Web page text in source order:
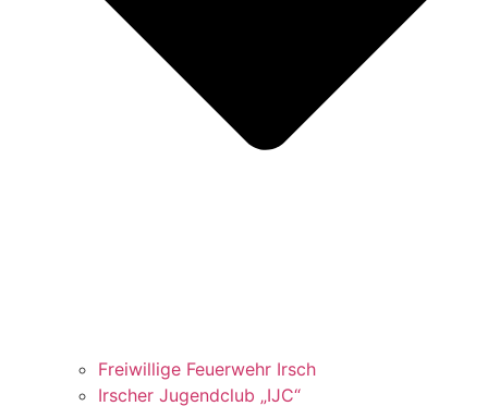
Freiwillige Feuerwehr Irsch
Irscher Jugendclub „IJC“